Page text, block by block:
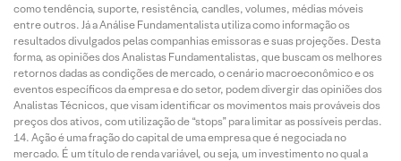
como tendência, suporte, resistência, candles, volumes, médias móveis
entre outros. Já a Análise Fundamentalista utiliza como informação os
resultados divulgados pelas companhias emissoras e suas projeções. Desta
forma, as opiniões dos Analistas Fundamentalistas, que buscam os melhores
retornos dadas as condições de mercado, o cenário macroeconômico e os
eventos específicos da empresa e do setor, podem divergir das opiniões dos
Analistas Técnicos, que visam identificar os movimentos mais prováveis dos
preços dos ativos, com utilização de “stops” para limitar as possíveis perdas.
Ação é uma fração do capital de uma empresa que é negociada no
mercado. É um título de renda variável, ou seja, um investimento no qual a